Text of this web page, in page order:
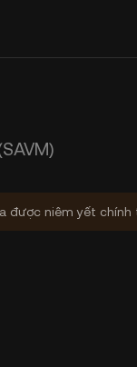
được niêm yết chính